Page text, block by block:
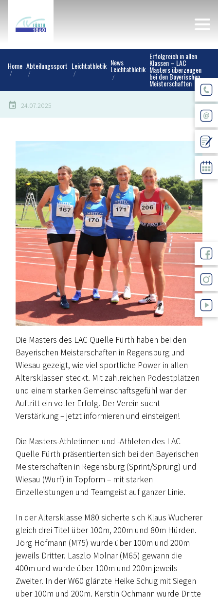
Home Abteilungssport Leichtathletik News
Leichtathletik
Erfolgreich in allen
Klassen – LAC
Masters überzeugen
bei den Bayerischen
Meisterschaften
24.07.2025
Die Masters des LAC Quelle Fürth haben bei den
Bayerischen Meisterschaften in Regensburg und
Wiesau gezeigt, wie viel sportliche Power in allen
Altersklassen steckt. Mit zahlreichen Podestplätzen
und einem starken Gemeinschaftsgefühl war der
Auftritt ein voller Erfolg. Der Verein sucht
Verstärkung – jetzt informieren und einsteigen!
Die Masters-Athletinnen und -Athleten des LAC
Quelle Fürth präsentierten sich bei den Bayerischen
Meisterschaften in Regensburg (Sprint/Sprung) und
Wiesau (Wurf) in Topform – mit starken
Einzelleistungen und Teamgeist auf ganzer Linie.
In der Altersklasse M80 sicherte sich Klaus Wucherer
gleich drei Titel über 100m, 200m und 80m Hürden.
Jörg Hofmann (M75) wurde über 100m und 200m
jeweils Dritter. Laszlo Molnar (M65) gewann die
400m und wurde über 100m und 200m jeweils
Zweiter. In der W60 glänzte Heike Schug mit Siegen
über 100m und 200m. Kerstin Ochmann wurde Dritte